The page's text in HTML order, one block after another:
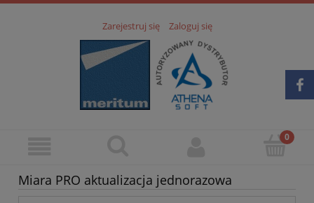
Zarejestruj się Zaloguj się
Miara PRO aktualizacja jednorazowa